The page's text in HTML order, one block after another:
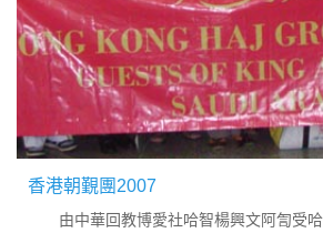
香港朝覲團2007
由中華回教博愛社哈智楊興文阿訇受